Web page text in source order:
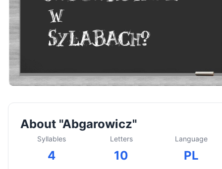
About "Abgarowicz"
Syllables
4
Letters
10
Language
PL